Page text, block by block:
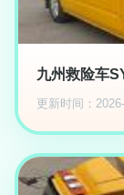
九州救险车
更新时间：